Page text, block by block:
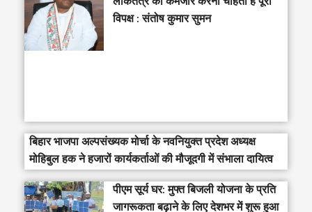
विपक्ष : संतोष कुमार सुमन
बिहार भाजपा अल्पसंख्यक मोर्चा के नवनियुक्त प्रदेश अध्यक्ष
मोहिबुल हक ने हजारों कार्यकर्ताओं की मौजूदगी में संभाला दायित्व
पीएम सूर्य घर: मुफ्त बिजली योजना के प्रति
जागरूकता बढ़ाने के लिए देशभर में शुरू हुआ